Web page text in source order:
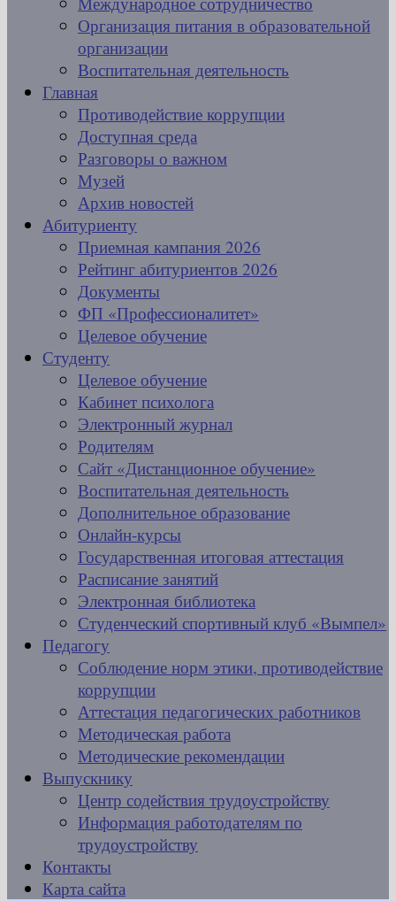
Организация питания в образовательной
организации
Воспитательная деятельность
Главная
Противодействие коррупции
Доступная среда
Разговоры о важном
Музей
Архив новостей
Абитуриенту
Приемная кампания 2026
Рейтинг абитуриентов 2026
Документы
ФП «Профессионалитет»
Целевое обучение
Студенту
Целевое обучение
Кабинет психолога
Электронный журнал
Родителям
Сайт «Дистанционное обучение»
Воспитательная деятельность
Дополнительное образование
Онлайн-курсы
Государственная итоговая аттестация
Расписание занятий
Электронная библиотека
Студенческий спортивный клуб «Вымпел»
Педагогу
Соблюдение норм этики, противодействие
коррупции
Аттестация педагогических работников
Методическая работа
Методические рекомендации
Выпускнику
Центр содействия трудоустройству
Информация работодателям по
трудоустройству
Контакты
Карта сайта